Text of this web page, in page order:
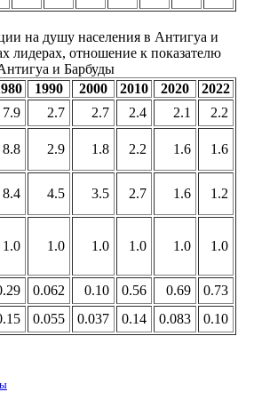
на душу населения в Антигуа и
лидерах, отношение к показателю
и Барбуды
1990 2000 2010 2020
2022
7.9 2.7 2.7 2.4 2.1 2.2
8.8 2.9 1.8 2.2 1.6 1.6
8.4 4.5 3.5 2.7 1.6 1.2
1.0 1.0 1.0 1.0 1.0 1.0
0.062 0.10 0.56 0.69
0.73
0.055 0.037 0.14 0.083 0.10